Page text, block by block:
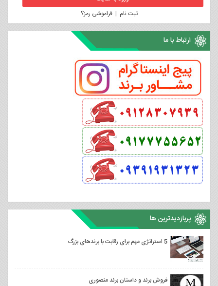
ثبت نام |فراموشی رمز؟
ارتباط با ما
پربازدیدترین ها
5 استراتژی مهم برای رقابت با برندهای بزرگ
فروش برند و داستان برند منصوری